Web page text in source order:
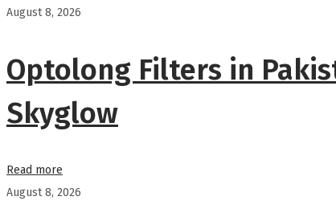
August 8, 2026
Optolong Filters in
Skyglow
Read more
August 8, 2026